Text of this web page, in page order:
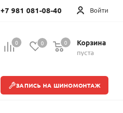
Войти
+7 981 081-08-40
0 0 Корзина
пуста
0
ЗАПИСЬ НА ШИНОМОНТАЖ